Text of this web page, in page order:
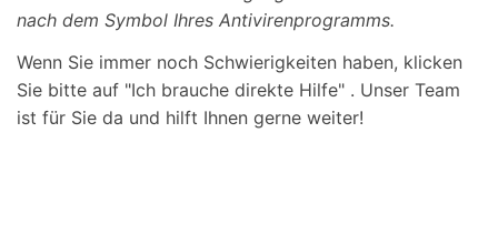
nach dem Symbol Ihres Antivirenprogramms.
Wenn Sie immer noch Schwierigkeiten haben, klicken
Sie bitte auf "Ich brauche direkte Hilfe" . Unser Team
ist für Sie da und hilft Ihnen gerne weiter!